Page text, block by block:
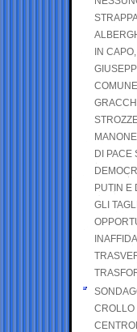
IN
DI PACE
PUTIN E
GLI
CROLLO